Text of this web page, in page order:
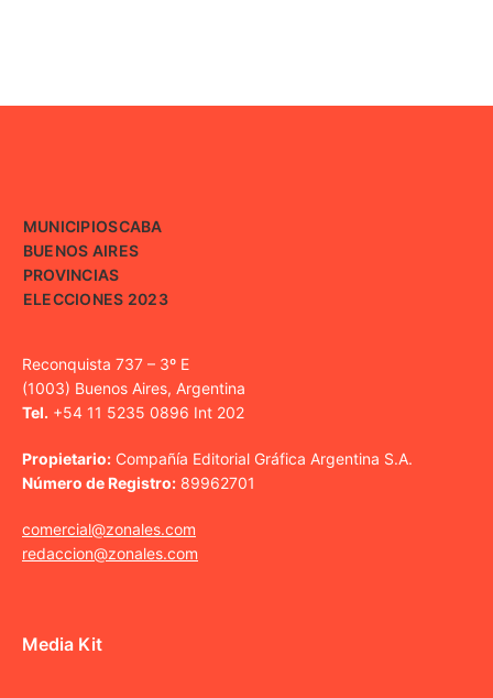
MUNICIPIOSCABA
BUENOS AIRES
PROVINCIAS
ELECCIONES 2023
Reconquista 737 – 3º E
(1003) Buenos Aires, Argentina
Tel. +54 11 5235 0896 Int 202
Propietario: Compañía Editorial Gráfica Argentina S.A.
Número de Registro: 89962701
comercial@zonales.com
redaccion@zonales.com
Media Kit